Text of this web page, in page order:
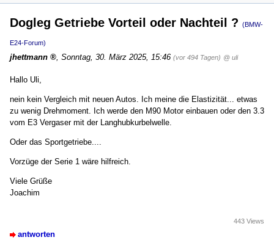
Dogleg Getriebe Vorteil oder Nachteil ? (BMW-
E24-Forum)
jhettmann Sonntag, 30. März 2025, 15:46 (vor 494 Tagen) @ uli
Hallo Uli,
nein kein Vergleich mit neuen Autos. Ich meine die Elastizität... etwas
zu wenig Drehmoment. Ich werde den M90 Motor einbauen oder den 3.3
vom E3 Vergaser mit der Langhubkurbelwelle.
Oder das Sportgetriebe....
Vorzüge der Serie 1 wäre hilfreich.
Viele Grüße
Joachim
antworten
443 Views